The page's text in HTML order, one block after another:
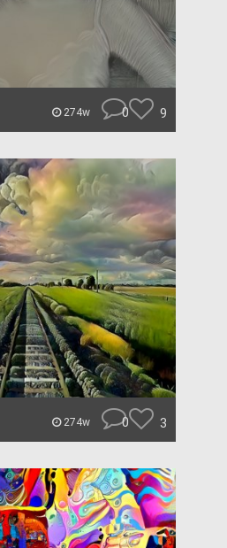
274w 0 9
274w 0 3